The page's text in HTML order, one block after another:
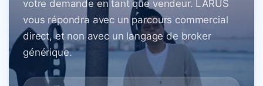
votre demande en tant que vendeur. LARUS
vous répondra avec un parcours commercial
direct, et non avec un langage de broker
générique.